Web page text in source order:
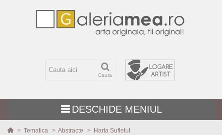
Cauta
DESCHIDE MENIUL
> Tematica > Abstracte > Harta Sufletul